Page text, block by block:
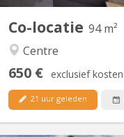
Co-locatie 94 m²
Centre
650 € exclusief kosten
21 uur geleden